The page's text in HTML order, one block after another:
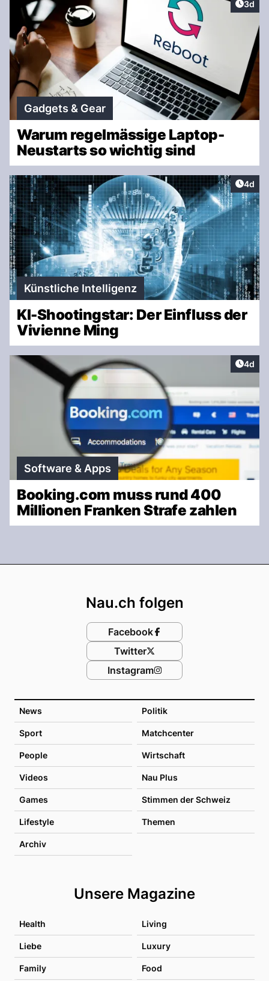
3d
Gadgets & Gear
Warum regelmässige Laptop-
Neustarts so wichtig sind
4d
Künstliche Intelligenz
KI-Shootingstar: Der Einfluss der
Vivienne Ming
4d
Software & Apps
Booking.com muss rund 400
Millionen Franken Strafe zahlen
News Politik
Sport Matchcenter
People Wirtschaft
Videos Nau Plus
Games Stimmen der Schweiz
Lifestyle Themen
Archiv
Unsere Magazine
Health Living
Liebe Luxury
Family Food
Nau.ch folgen
Facebook
Twitter
Instagram